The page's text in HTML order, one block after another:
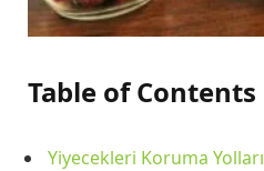
Table of Contents
Yiyecekleri Koruma Yolları